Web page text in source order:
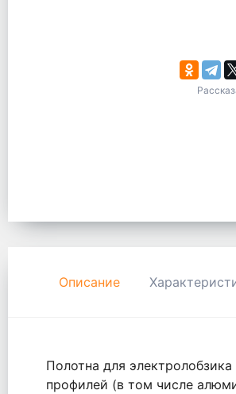
Описание
Полотна для
профилей (в том числе